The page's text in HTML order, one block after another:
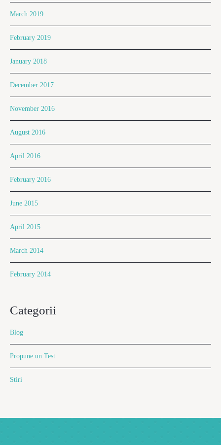
March 2019
February 2019
January 2018
December 2017
November 2016
August 2016
April 2016
February 2016
June 2015
April 2015
March 2014
February 2014
Categorii
Blog
Propune un Test
Stiri